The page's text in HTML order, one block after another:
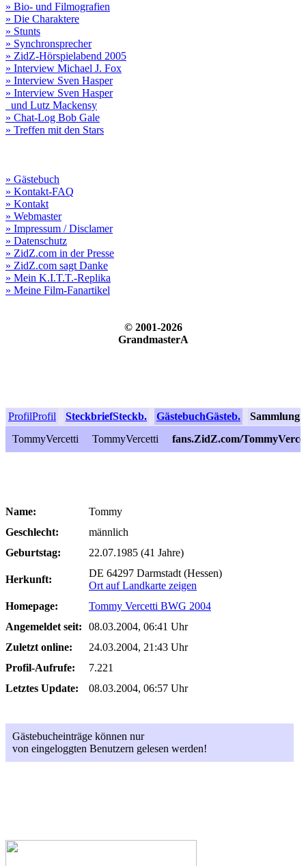
» Bio- und Filmografien
» Die Charaktere
» Stunts
» Synchronsprecher
» ZidZ-Hörspielabend 2005
» Interview Michael J. Fox
» Interview Sven Hasper
» Interview Sven Hasper
und Lutz Mackensy
» Chat-Log Bob Gale
» Treffen mit den Stars
» Gästebuch
» Kontakt-FAQ
» Kontakt
» Webmaster
» Impressum / Disclamer
» Datenschutz
» ZidZ.com in der Presse
» ZidZ.com sagt Danke
» Mein K.I.T.T.-Replika
» Meine Film-Fanartikel
© 2001-2026
GrandmasterA
ProfilProfil SteckbriefSteckb. GästebuchGästeb. Sammlung
TommyVercetti
TommyVercetti fans.ZidZ.com/
Name:
Tommy
Geschlecht:
männlich
Geburtstag:
22.07.1985 (41 Jahre)
Herkunft:
DE 64297 Darmstadt (Hessen)
Ort auf Landkarte zeigen
Homepage:
Tommy Vercetti BWG 2004
Angemeldet seit:
08.03.2004, 06:41 Uhr
Zuletzt online:
24.03.2004, 21:43 Uhr
Profil-Aufrufe:
7.221
Letztes Update:
08.03.2004, 06:57 Uhr
Gästebucheinträge können nur
von eingeloggten Benutzern gelesen werden!